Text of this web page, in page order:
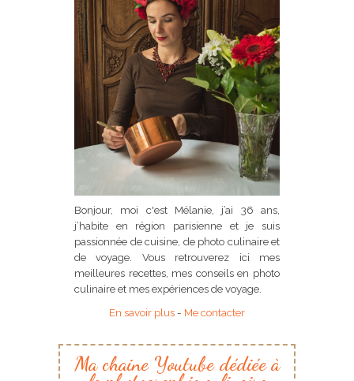
Bonjour, moi c'est Mélanie, j’ai 36 ans,
j’habite en région parisienne et je suis
passionnée de cuisine, de photo culinaire et
de voyage. Vous retrouverez ici mes
meilleures recettes, mes conseils en photo
culinaire et mes expériences de voyage.
En savoir plus - Me contacter
Ma chaine Youtube dédiée à